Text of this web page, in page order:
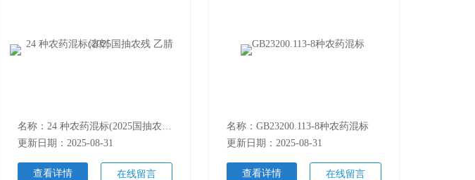
名称：24 种农药混标(2025国抽农残 乙腈溶剂
更新日期：2025-08-31
查看详情 在线留言
名称：GB23200.113-8种农药混标
更新日期：2025-08-31
查看详情 在线留言